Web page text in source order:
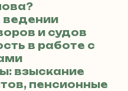
ведении
и судов
в работе с
взыскание
пенсионные